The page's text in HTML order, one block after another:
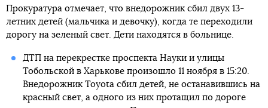
Прокуратура отмечает, что внедорожник сбил двух 13-
летних детей (мальчика и девочку), когда те переходили
дорогу на зеленый свет. Дети находятся в больнице.
ДТП на перекрестке проспекта Науки и улицы
Тобольской в ​​Харькове произошло 11 ноября в 15:20.
Внедорожник Toyota сбил детей, не останавившись на
красный свет, а одного из них протащил по дороге